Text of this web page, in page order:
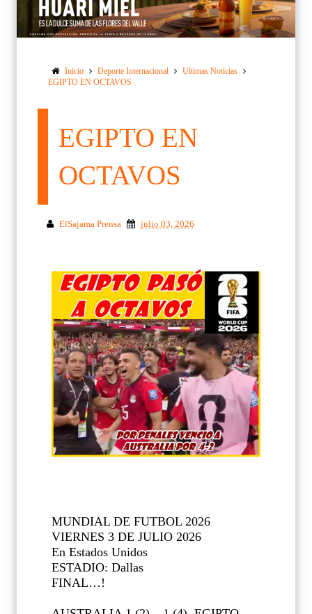
Inicio Deporte Internacional
Ultimas Noticias
EGIPTO EN OCTAVOS
EGIPTO EN
OCTAVOS
ElSajama Prensa julio 03, 2026
MUNDIAL DE FUTBOL 2026
VIERNES 3 DE JULIO 2026
En Estados Unidos
ESTADIO: Dallas
FINAL…!